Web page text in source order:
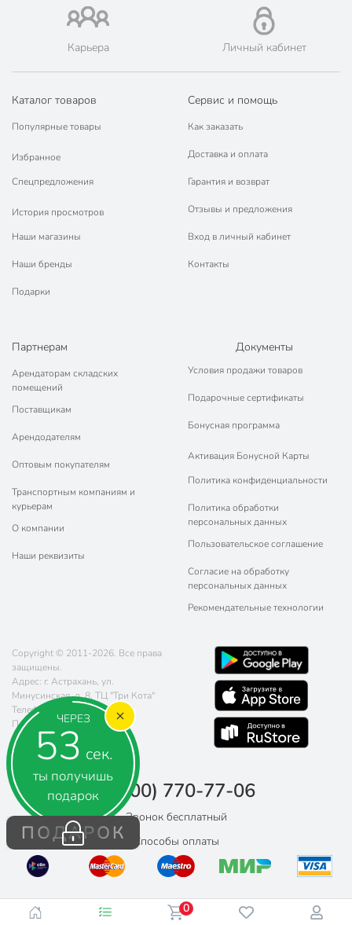
ЧЕРЕЗ
52 сек.
ты получишь
подарок
ПОДАРОК
📜 Только оригинальная продукция. Интернет-гипермаркет
Порядок - официальный представитель ведущих мировых
марок.Карьера Личный кабинет
Каталог товаров
Популярные товары
Избранное
Спецпредложения
История просмотров
Наши магазины
Наши бренды
Подарки
Сервис и помощь
Как заказать
Доставка и оплата
Гарантия и возврат
Отзывы и предложения
Вход в личный кабинет
Контакты
Партнерам
Арендаторам складских
помещений
Поставщикам
Арендодателям
Оптовым покупателям
Транспортным компаниям и
курьерам
О компании
Наши реквизиты
Документы
Условия продажи товаров
Подарочные сертификаты
Бонусная программа
Активация Бонусной Карты
Политика конфиденциальности
Политика обработки
персональных данных
Пользовательское соглашение
Согласие на обработку
персональных данных
Рекомендательные технологии
Copyright © 2011-2026. Все права
защищены.
Адрес: г. Астрахань, ул.
Минусинская, д. 8, ТЦ "Три Кота"
Телефон:
8 (800) 770-77-06
Почта:
sales@poryadok.ru
8 (800) 770-77-06
Звонок бесплатный
Способы оплаты
0